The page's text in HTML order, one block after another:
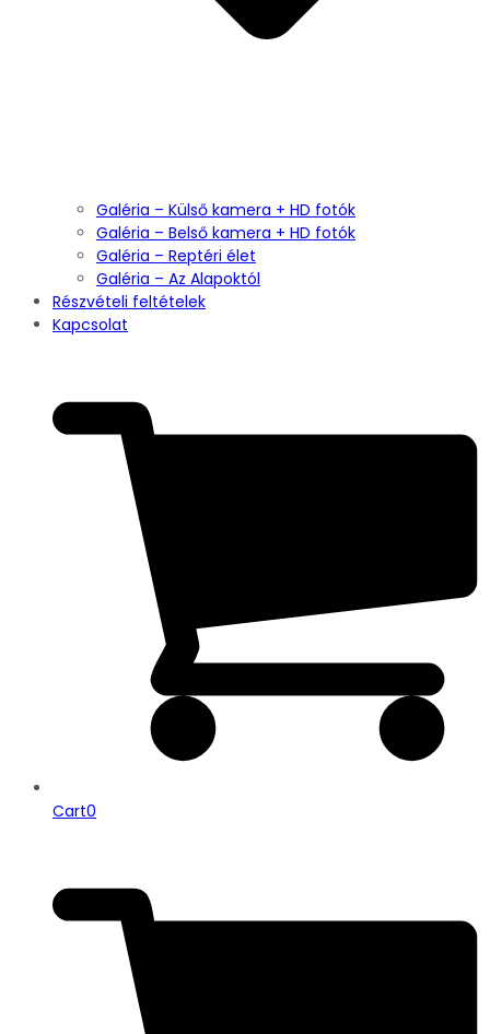
Galéria – Külső kamera + HD fotók
Galéria – Belső kamera + HD fotók
Galéria – Reptéri élet
Galéria – Az Alapoktól
Részvételi feltételek
Kapcsolat
Cart0